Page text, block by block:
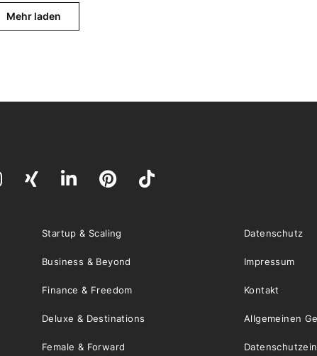
Mehr laden
Startup & Scaling
Business & Beyond
Finance & Freedom
Deluxe & Destinations
Female & Forward
Datenschutz
Impressum
Kontakt
Allgemeinen